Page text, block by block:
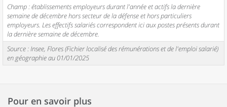
Champ : établissements employeurs durant l'année et actifs la dernière
semaine de décembre hors secteur de la défense et hors particuliers
employeurs. Les effectifs salariés correspondent ici aux postes présents durant
la dernière semaine de décembre.
Source : Insee, Flores (Fichier localisé des rémunérations et de l'emploi salarié)
en géographie au 01/01/2025
Pour en savoir plus